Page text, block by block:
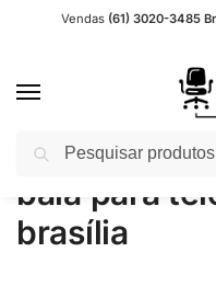
Vendas (61) 3020-3485
Início Produtos marcados com
baia para
brasília